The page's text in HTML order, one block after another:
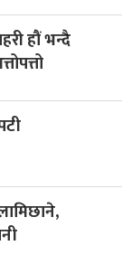
हौं भन्दै